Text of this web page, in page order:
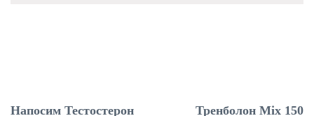
Напосим Тестостерон Тренболон Mix 150